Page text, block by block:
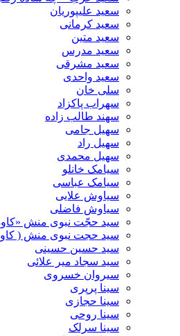
سعید علیپوریان
سعید کرمانی
سعید متین
سعید مدرس
سعید مشرقی
سعید واحدی
سلی خان
سهراب پاکزاد
سهند طالب زاده
سهیل جامی
سهیل راد
سهیل محمدی
سیامک خانلو
سیامک عباسی
سیاوش علایی
سیاوش فاضلی
سید حجّت نبوی منش «کاوه»
سید حجت نبوی منش ( کاوه )
سید حسین حسینى
سید سجاد میر علائی
سیروان خسروی
سینا پرپری
سینا حجازی
سینا روحی
سینا سرلک